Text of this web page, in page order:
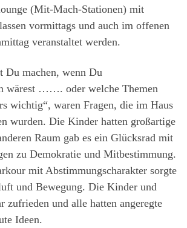
(Mit-Mach-Stationen) mit
vormittags und auch im offenen
veranstaltet werden.
Du machen, wenn Du
wärest ……. oder welche Themen
wichtig“, waren Fragen, die im Haus
wurden. Die Kinder hatten großartige
Raum gab es ein Glücksrad mit
zu Demokratie und Mitbestimmung.
mit Abstimmungscharakter sorgte
und Bewegung. Die Kinder und
zufrieden und alle hatten angeregte
Ideen.